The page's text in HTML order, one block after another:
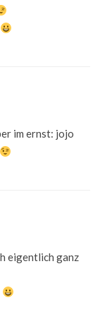
im ernst: jojo
eigentlich ganz